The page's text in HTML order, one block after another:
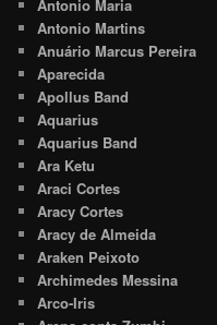
Antonio Maria
Antonio Martins
Anuário Marcus Pereira
Aparecida
Apollus Band
Aquarius
Aquarius Band
Ara Ketu
Araci Cortes
Aracy Cortes
Aracy de Almeida
Araken Peixoto
Archimedes Messina
Arco-Iris